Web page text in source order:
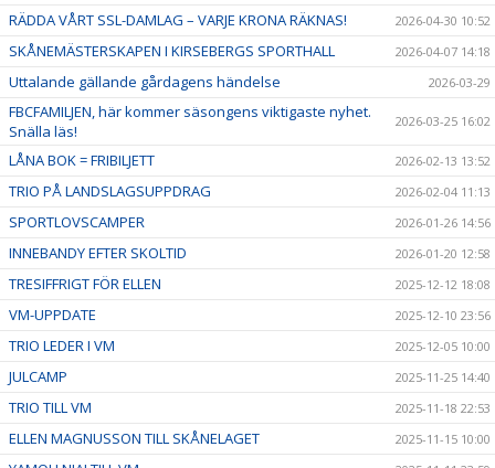
RÄDDA VÅRT SSL-DAMLAG – VARJE KRONA RÄKNAS! 2026-04-30 10:52
SKÅNEMÄSTERSKAPEN I KIRSEBERGS SPORTHALL 2026-04-07 14:18
Uttalande gällande gårdagens händelse 2026-03-29
FBCFAMILJEN, här kommer säsongens viktigaste nyhet.
Snälla läs!
2026-03-25 16:02
LÅNA BOK = FRIBILJETT 2026-02-13 13:52
TRIO PÅ LANDSLAGSUPPDRAG 2026-02-04 11:13
SPORTLOVSCAMPER 2026-01-26 14:56
INNEBANDY EFTER SKOLTID 2026-01-20 12:58
TRESIFFRIGT FÖR ELLEN 2025-12-12 18:08
VM-UPPDATE 2025-12-10 23:56
TRIO LEDER I VM 2025-12-05 10:00
JULCAMP 2025-11-25 14:40
TRIO TILL VM 2025-11-18 22:53
ELLEN MAGNUSSON TILL SKÅNELAGET 2025-11-15 10:00